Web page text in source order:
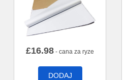
£16.98 - cana za ryze
DODAJ